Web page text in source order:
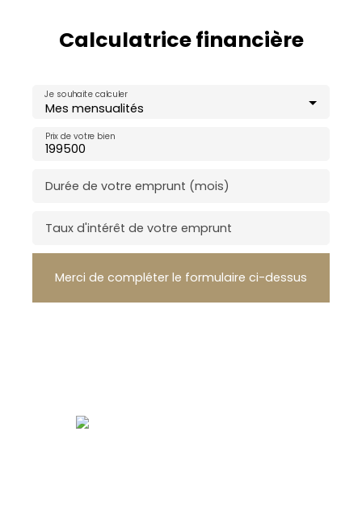
Calculatrice financière
Mes mensualités
Je souhaite calculer
Prix de votre bien
Durée de votre emprunt (mois)
Taux d'intérêt de votre emprunt
Merci de compléter le formulaire ci-dessus